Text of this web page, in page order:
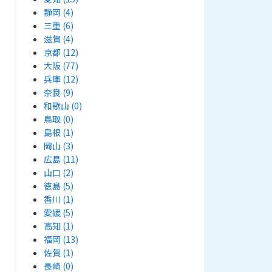
静岡 (4)
三重 (6)
滋賀 (4)
京都 (12)
大阪 (77)
兵庫 (12)
奈良 (9)
和歌山 (0)
鳥取 (0)
島根 (1)
岡山 (3)
広島 (11)
山口 (2)
徳島 (5)
香川 (1)
愛媛 (5)
高知 (1)
福岡 (13)
佐賀 (1)
長崎 (0)